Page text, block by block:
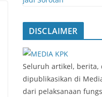
DISCLAIMER
‎Seluruh artikel, berita,
dipublikasikan di
dari pelaksanaan